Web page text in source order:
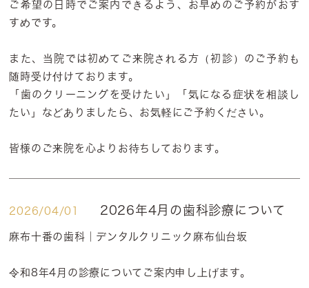
ご希望の日時でご案内できるよう、お早めのご予約がおす
すめです。
また、当院では初めてご来院される方（初診）のご予約も
随時受け付けております。
「歯のクリーニングを受けたい」「気になる症状を相談し
たい」などありましたら、お気軽にご予約ください。
皆様のご来院を心よりお待ちしております。
2026/04/01 2026年4月の歯科診療について
麻布十番の歯科｜デンタルクリニック麻布仙台坂
令和8年4月の診療についてご案内申し上げます。